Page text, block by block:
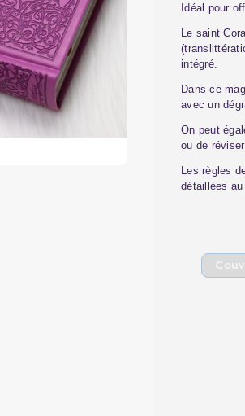
Idéal pour
Le saint
intégré.
Dans ce
avec un
On peut
ou de
Les règles
détaillées au